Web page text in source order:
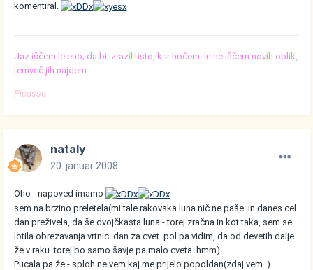
komentiral.
Jaz iščem le eno; da bi izrazil tisto, kar hočem. In ne iščem novih oblik,
temveč jih najdem.
Picasso
nataly
20. januar 2008
Oho - napoved imamo
sem na brzino preletela(mi tale rakovska luna nič ne paše..in danes cel
dan preživela, da še dvojčkasta luna - torej zračna in kot taka, sem se
lotila obrezavanja vrtnic..dan za cvet..pol pa vidim, da od devetih dalje
že v raku..torej bo samo šavje pa malo cveta..hmm)
Pucala pa že - sploh ne vem kaj me prijelo popoldan(zdaj vem..)